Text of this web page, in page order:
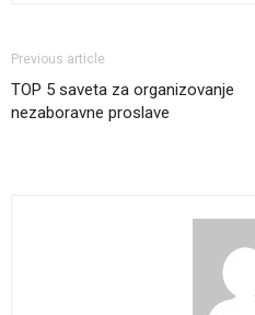
Previous article
TOP 5 saveta za organizovanje
nezaboravne proslave